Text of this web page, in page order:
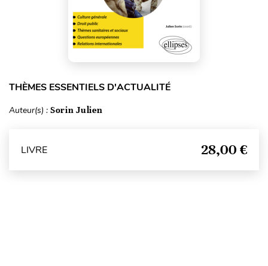
THÈMES ESSENTIELS D'ACTUALITÉ
Auteur(s) : Sorin Julien
LIVRE 28,00 €